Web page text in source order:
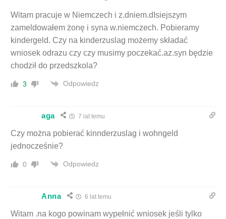
Witam pracuje w Niemczech i z.dniem.dIsiejszym
zameldowałem żonę i syna w.niemczech. Pobieramy
kindergeld. Czy na kinderzuslag możemy składać
wniosek odrazu czy czy musimy poczekać.az.syn będzie
chodził do przedszkola?
3 Odpowiedz
aga 7 lat temu
Czy można pobierać kinnderzuslag i wohngeld
jednocześnie?
0 Odpowiedz
Anna 6 lat temu
Witam .na kogo powinam wypełnić wniosek jeśli tylko